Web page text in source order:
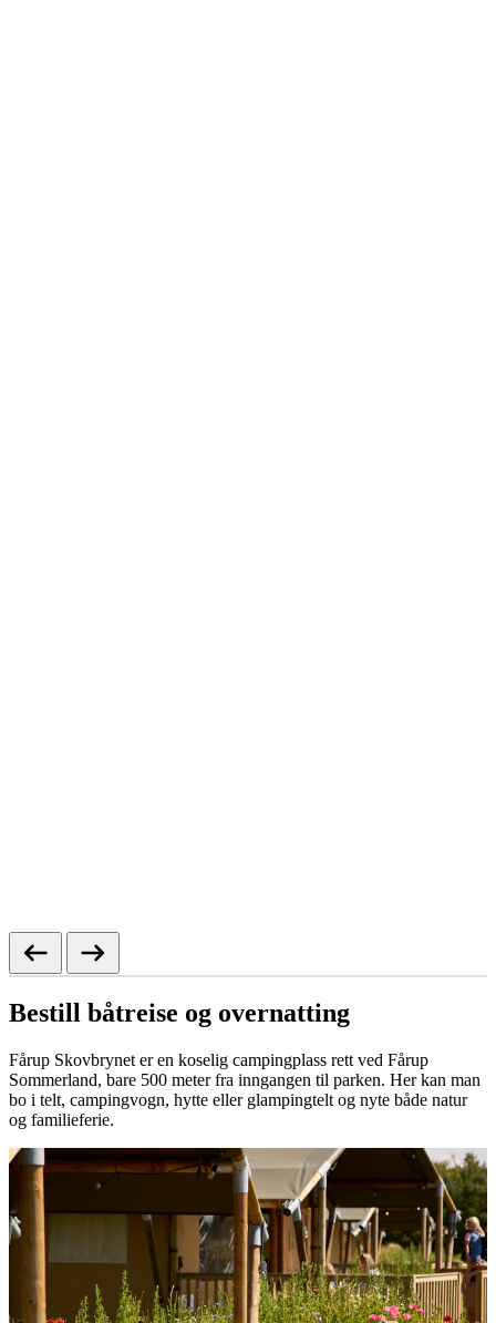
Bestill båtreise og overnatting
Fårup Skovbrynet er en koselig campingplass rett ved Fårup
Sommerland, bare 500 meter fra inngangen til parken. Her kan man
bo i telt, campingvogn, hytte eller glampingtelt og nyte både natur
og familieferie.